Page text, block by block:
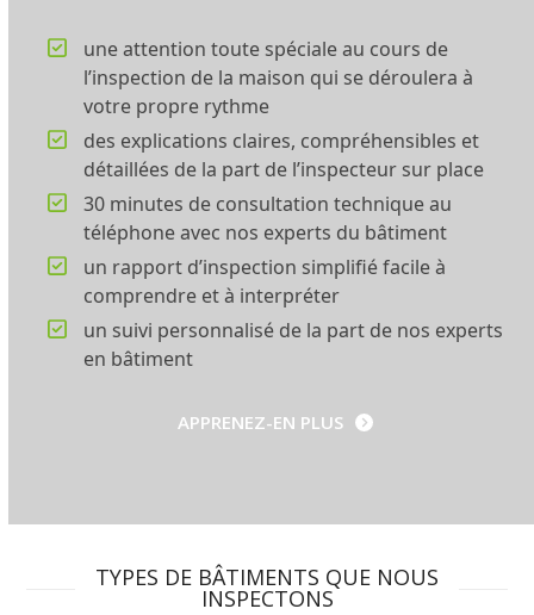
une attention toute spéciale au cours de
l’inspection de la maison qui se déroulera à
votre propre rythme
des explications claires, compréhensibles et
détaillées de la part de l’inspecteur sur place
30 minutes de consultation technique au
téléphone avec nos experts du bâtiment
un rapport d’inspection simplifié facile à
comprendre et à interpréter
un suivi personnalisé de la part de nos experts
en bâtiment
APPRENEZ-EN PLUS
TYPES DE BÂTIMENTS QUE NOUS
INSPECTONS